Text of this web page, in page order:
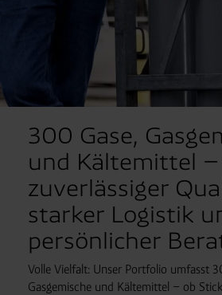
300 Gase,
und Kältemittel
zuverlässiger
starker Logistik
persönlicher
Volle Vielfalt: Unser Portfolio umfasst
Gasgemische und Kältemittel – ob